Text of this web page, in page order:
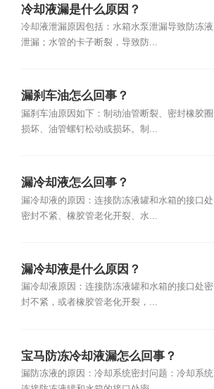
冷却液漏是什么原因？
冷却液泄漏原因包括：水箱水泵泄漏导致防冻液
泄漏；水管的卡子断裂，导致防...
漏刹车油怎么回事？
漏刹车油原因如下：制动油管断裂、密封橡胶圈
损坏、油管螺钉松动或损坏。制...
漏冷却液怎么回事？
漏冷却液的原因：连接防冻液罐和水箱的接口处
密封不紧、橡胶管老化开裂、水...
漏冷却液是什么原因？
漏冷却液原因：连接防冻液罐和水箱的接口处密
封不紧，或者橡胶管老化开裂，...
宝马防冻冷却液漏怎么回事？
漏防冻液的原因：冷却系统密封问题：冷却系统